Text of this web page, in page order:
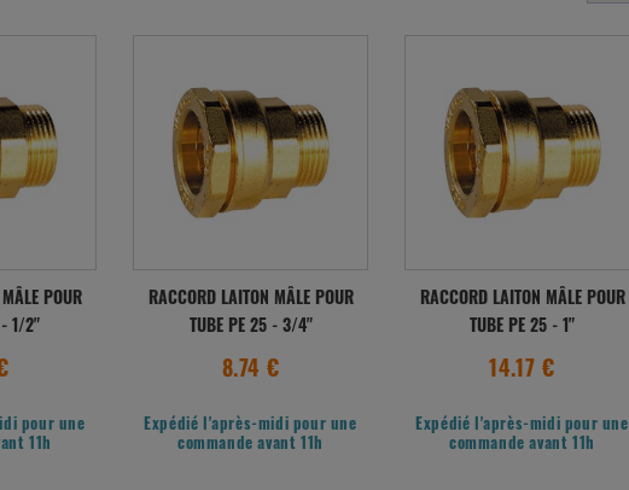
POUR
- 1/2"
pour une
11h
RACCORD LAITON MÂLE POUR
TUBE PE 25 - 3/4"
8.74 €
Expédié l'après-midi pour une
commande avant 11h
RACCORD LAITON MÂLE POUR
TUBE PE 25 - 1"
14.17 €
Expédié l'après-midi pour une
commande avant 11h